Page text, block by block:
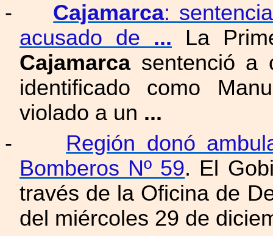
-
Cajamarca:
acusado de ... La
Cajamarcasentenció a
identificado como
violado a un ...
-
Región donó
Bomberos Nº 59. El
través de la Oficina de
del miércoles 29 de